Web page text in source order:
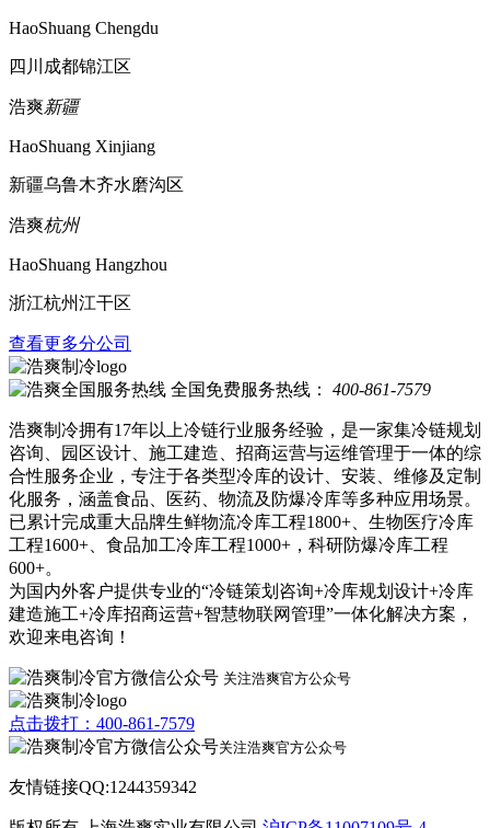
HaoShuang Chengdu
四川成都锦江区
浩爽新疆
HaoShuang Xinjiang
新疆乌鲁木齐水磨沟区
浩爽杭州
HaoShuang Hangzhou
浙江杭州江干区
查看更多分公司
全国免费服务热线： 400-861-7579
浩爽制冷拥有17年以上冷链行业服务经验，是一家集冷链规划
咨询、园区设计、施工建造、招商运营与运维管理于一体的综
合性服务企业，专注于各类型冷库的设计、安装、维修及定制
化服务，涵盖食品、医药、物流及防爆冷库等多种应用场景。
已累计完成重大品牌生鲜物流冷库工程1800+、生物医疗冷库
工程1600+、食品加工冷库工程1000+，科研防爆冷库工程
600+。
为国内外客户提供专业的“冷链策划咨询+冷库规划设计+冷库
建造施工+冷库招商运营+智慧物联网管理”一体化解决方案，
欢迎来电咨询！
关注浩爽官方公众号
点击拨打：400-861-7579
关注浩爽官方公众号
友情链接QQ:1244359342